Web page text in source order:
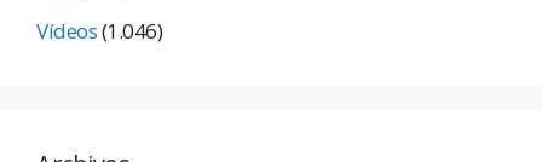
Vídeos(1.046)